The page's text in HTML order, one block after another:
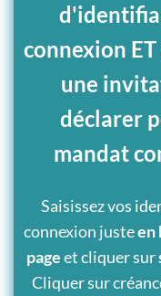
connexion
une
déclarer
mandat
Saisissez vos
connexion justeen
pageet cliquer sur
Cliquer sur